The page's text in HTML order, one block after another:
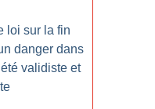
loi sur la fin
danger dans
validiste et